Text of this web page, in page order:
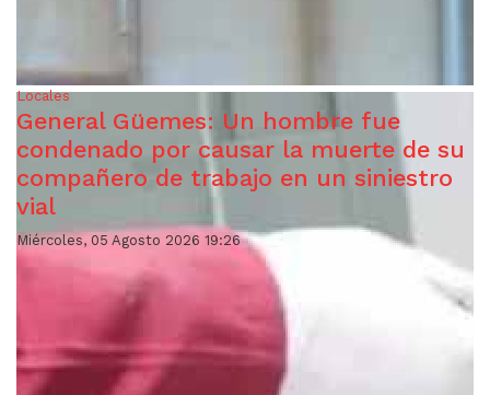
Locales
General Güemes: Un hombre fue
condenado por causar la muerte de su
compañero de trabajo en un siniestro
vial
Miércoles, 05 Agosto 2026 19:26